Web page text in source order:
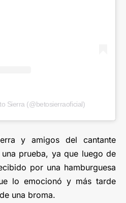
Sierra (@betosierraoficial)
y amigos del cantante
prueba, ya que luego de
por una hamburguesa
lo emocionó y más tarde
una broma.